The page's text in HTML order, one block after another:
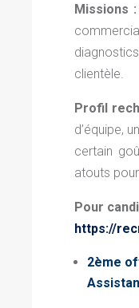
Missions :
clientèle.
Profil
d’équipe,
certain
atouts
Pour
https://
2ème